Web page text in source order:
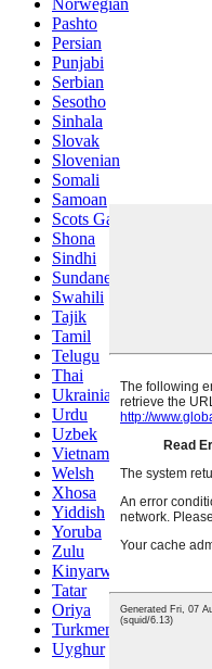
Pashto
Persian
Punjabi
Serbian
Sesotho
Sinhala
Slovak
Slovenian
Somali
Samoan
Scots Gaelic
Shona
Sindhi
Sundanese
Swahili
Tajik
Tamil
Telugu
Thai
Ukrainian
Urdu
Uzbek
Vietnamese
Welsh
Xhosa
Yiddish
Yoruba
Zulu
Kinyarwanda
Tatar
Oriya
Turkmen
Uyghur